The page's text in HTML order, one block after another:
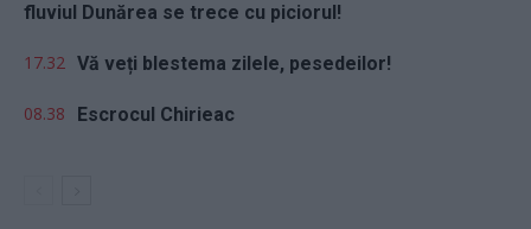
fluviul Dunărea se trece cu piciorul!
17.32 Vă veți blestema zilele, pesedeilor!
08.38 Escrocul Chirieac